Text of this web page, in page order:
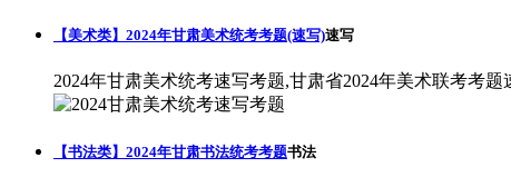
【美术类】2024年甘肃美术统考考题(速写)速写
2024年甘肃美术统考速写考题,甘肃省2024年美术联考考题
【书法类】2024年甘肃书法统考考题书法